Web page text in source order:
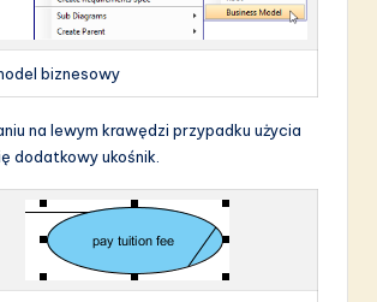
biznesowy
na lewym krawędzi przypadku użycia
dodatkowy ukośnik.